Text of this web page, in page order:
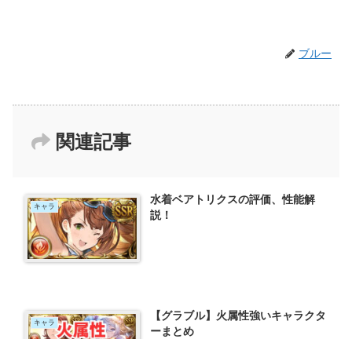
ブルー
関連記事
キャラ
水着ベアトリクスの評価、性能解
説！
キャラ
【グラブル】火属性強いキャラクタ
ーまとめ